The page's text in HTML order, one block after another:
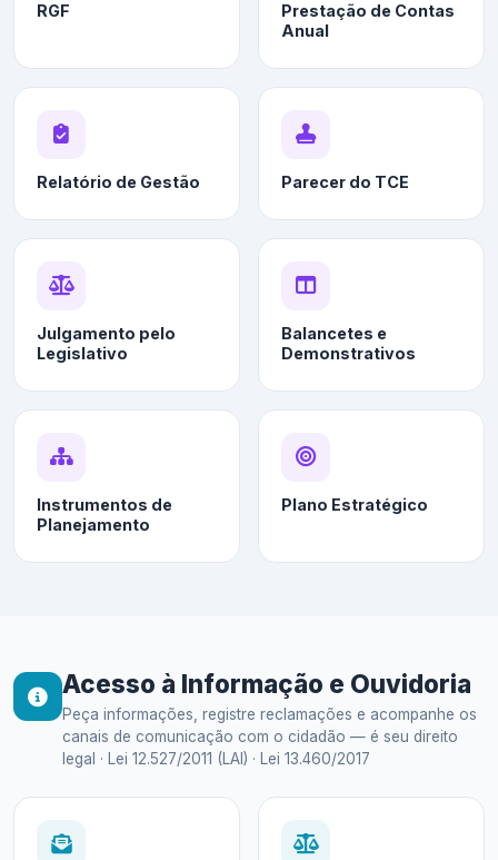
RGF
Prestação de Contas
Anual
Relatório de Gestão Parecer do TCE
Julgamento pelo
Legislativo
Balancetes e
Demonstrativos
Instrumentos de
Planejamento
Plano Estratégico
Acesso à Informação e Ouvidoria
Peça informações, registre reclamações e acompanhe os
canais de comunicação com o cidadão — é seu direito
legal · Lei 12.527/2011 (LAI) · Lei 13.460/2017